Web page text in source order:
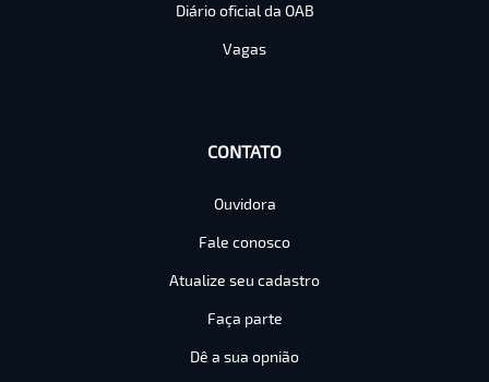
Diário oficial da OAB
Vagas
CONTATO
Ouvidora
Fale conosco
Atualize seu cadastro
Faça parte
Dê a sua opnião